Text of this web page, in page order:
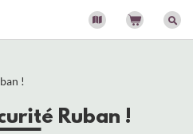
!
Ruban !